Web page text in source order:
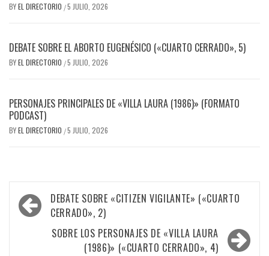
BYEL DIRECTORIO /5 JULIO, 2026
DEBATE SOBRE EL ABORTO EUGENÉSICO («CUARTO CERRADO», 5)
BYEL DIRECTORIO /5 JULIO, 2026
PERSONAJES PRINCIPALES DE «VILLA LAURA (1986)» (FORMATO
PODCAST)
BYEL DIRECTORIO /5 JULIO, 2026
Navegación
de
entradas
DEBATE SOBRE «CITIZEN VIGILANTE» («CUARTO
CERRADO», 2)
SOBRE LOS PERSONAJES DE «VILLA LAURA
(1986)» («CUARTO CERRADO», 4)